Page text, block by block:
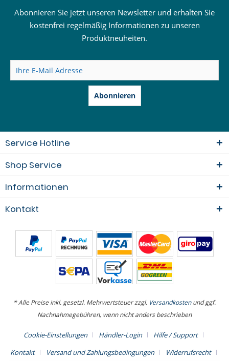
Abonnieren Sie jetzt unseren Newsletter und erhalten Sie
kostenfrei regelmäßig Informationen zu unseren
Produktneuheiten.
Abonnieren
Service Hotline
Shop Service
Informationen
Kontakt
* Alle Preise inkl. gesetzl. Mehrwertsteuer zzgl. Versandkostenund ggf.
Nachnahmegebühren, wenn nicht anders beschrieben
Cookie-Einstellungen Händler-Login
Hilfe / Support
Kontakt
Versand und Zahlungsbedingungen Widerrufsrecht